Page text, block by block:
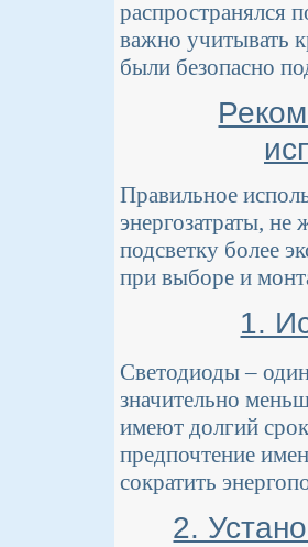
распространялся
важно учитывать
были безопасно
Правильное
энергозатраты,
подсветку более
при выборе и
1.
Светодиоды –
значительно
имеют долгий
предпочтение
сократить
2.